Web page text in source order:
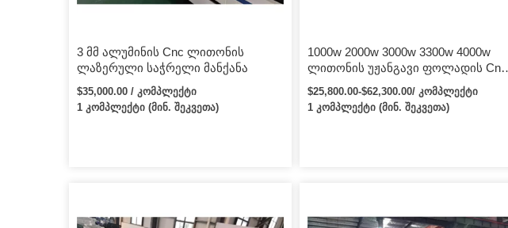
3 მმ ალუმინის Cnc ლითონის
ლაზერული საჭრელი მანქანა
$35,000.00 / კომპლექტი
1 კომპლექტი (მინ. შეკვეთა)
1000w 2000w 3000w 3300w 4000w
ლითონის უჟანგავი ფოლადის Cnc
ბოჭკოვანი ლაზერული საჭრელი
მანქანა
$25,800.00-$62,300.00/ კომპლექტი
1 კომპლექტი (მინ. შეკვეთა)